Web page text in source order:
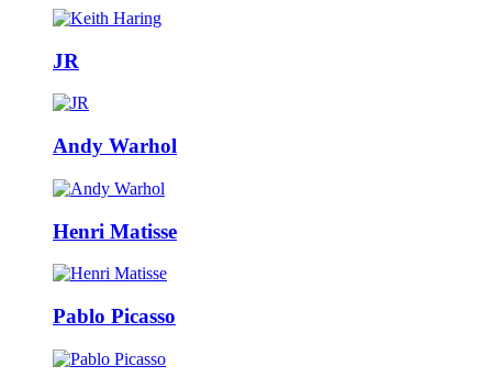
JR
Andy Warhol
Henri Matisse
Pablo Picasso